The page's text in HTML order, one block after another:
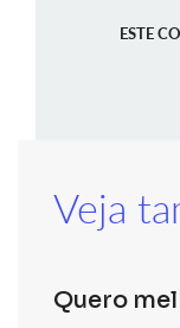
ESTE
Veja
Quero